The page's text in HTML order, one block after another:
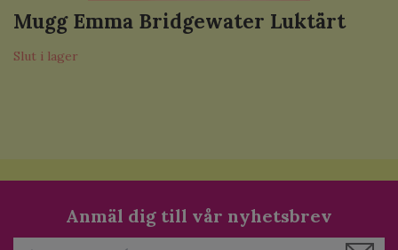
Mugg Emma Bridgewater Luktärt
Slut i lager
Anmäl dig till vår nyhetsbrev